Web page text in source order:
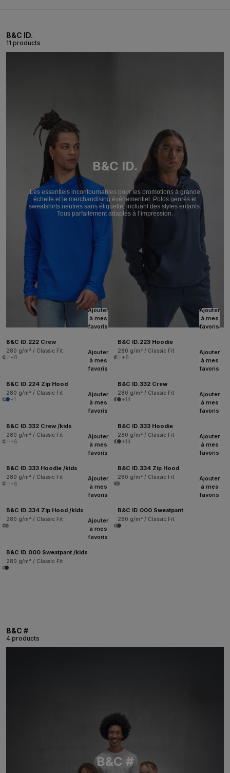
B&C ID.
11 products
B&C ID.
Les essentiels incontournables pour les promotions à grande
échelle et le merchandising événementiel. Polos genrés et
sweatshirts neutres sans étiquette, incluant des styles enfants.
Tous parfaitement adaptés à l’impression.
Ajouter
à mes
favoris
B&C ID.222 Crew
280 g/m² / Classic Fit
+8
Ajouter
à mes
favoris
B&C ID.223 Hoodie
280 g/m² / Classic Fit
+8
Ajouter
à mes
favoris
B&C ID.224 Zip Hood
280 g/m² / Classic Fit
+1
Ajouter
à mes
favoris
B&C ID.332 Crew
280 g/m² / Classic Fit
+14
Ajouter
à mes
favoris
B&C ID.332 Crew /kids
280 g/m² / Classic Fit
+6
Ajouter
à mes
favoris
B&C ID.333 Hoodie
280 g/m² / Classic Fit
+14
Ajouter
à mes
favoris
B&C ID.333 Hoodie /kids
280 g/m² / Classic Fit
+6
Ajouter
à mes
favoris
B&C ID.334 Zip Hood
280 g/m² / Classic Fit
Ajouter
à mes
favoris
B&C ID.334 Zip Hood /kids
280 g/m² / Classic Fit
Ajouter
à mes
favoris
B&C ID.000 Sweatpant
280 g/m² / Classic Fit
Ajouter
à mes
favoris
B&C ID.000 Sweatpant /kids
280 g/m² / Classic Fit
B&C #
4 products
B&C #